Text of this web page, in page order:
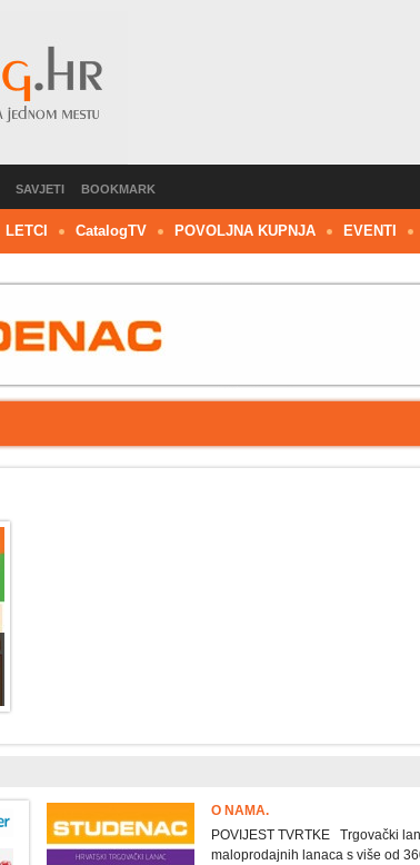
SAVJETI BOOKMARK
LETCI CatalogTV POVOLJNA KUPNJA EVENTI
O NAMA.
POVIJEST TVRTKE Trgovački
maloprodajnih lanaca s više od